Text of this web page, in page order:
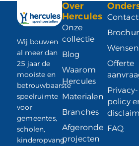
Wij bouwen
al meer dan
25 jaar de
mooiste en
betrouwbaarste
speelruimte
voor
gemeentes,
scholen,
kinderopvang,
Over
Hercules
Onze
collectie
Blog
Waarom
Hercules
Materialen
Branches
Afgeronde
projecten
Contact
Offerte
Privacy-
policy
FAQ